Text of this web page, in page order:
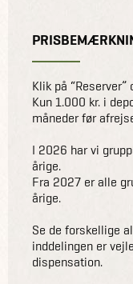
Klik på
Kun 1.000 kr. i
måneder før
I 2026 har vi
årige.
Fra 2027 er alle
årige.
Se de forskellige
inddelingen er
dispensation.